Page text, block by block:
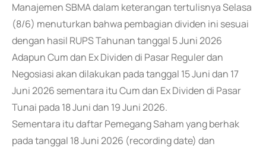
Manajemen SBMA dalam keterangan tertulisnya Selasa
(8/6) menuturkan bahwa pembagian dividen ini sesuai
dengan hasil RUPS Tahunan tanggal 5 Juni 2026
Adapun Cum dan Ex Dividen di Pasar Reguler dan
Negosiasi akan dilakukan pada tanggal 15 Juni dan 17
Juni 2026 sementara itu Cum dan Ex Dividen di Pasar
Tunai pada 18 Juni dan 19 Juni 2026.
Sementara itu daftar Pemegang Saham yang berhak
pada tanggal 18 Juni 2026 (recording date) dan